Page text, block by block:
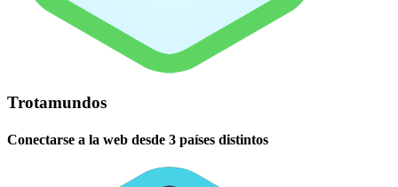
Trotamundos
Conectarse a la web desde 3 países distintos